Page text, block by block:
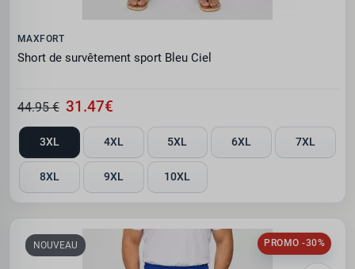
MAXFORT
Short de survêtement sport Bleu Ciel
44.95 € 31.47€
3XL 4XL 5XL 6XL 7XL
8XL 9XL 10XL
PROMO -30%
NOUVEAU